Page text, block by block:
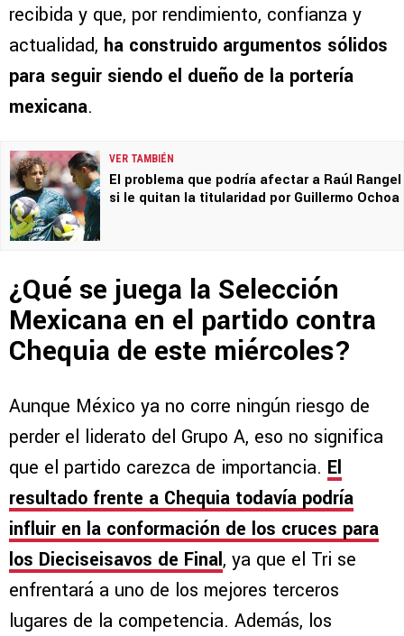
recibida y que, por rendimiento, confianza y
actualidad, ha construido argumentos sólidos
para seguir siendo el dueño de la portería
mexicana.
VER TAMBIÉN
El problema que podría afectar a Raúl Rangel
si le quitan la titularidad por Guillermo Ochoa
¿Qué se juega la Selección
Mexicana en el partido contra
Chequia de este miércoles?
Aunque México ya no corre ningún riesgo de
perder el liderato del Grupo A, eso no significa
que el partido carezca de importancia. El
resultado frente a Chequia todavía podría
influir en la conformación de los cruces para
los Dieciseisavos de Final, ya que el Tri se
enfrentará a uno de los mejores terceros
lugares de la competencia. Además, los